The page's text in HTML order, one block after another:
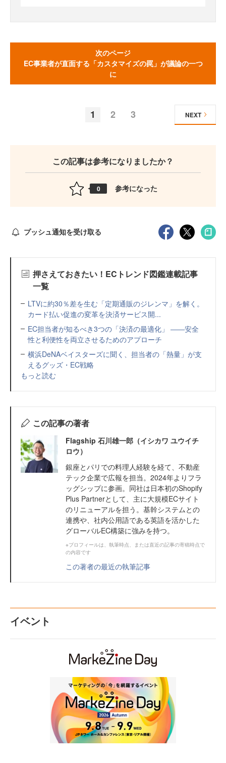
次のページ
EC事業者が直面する「カスタマイズの罠」が議論の一つ
に
1 2 3 NEXT
この記事は参考になりましたか？
0 参考になった
プッシュ通知を受け取る
押さえておきたい！ECトレンド図鑑連載記事
一覧
LTVに約30％差を生む「定期通販のジレンマ」を解く。
カード払い促進の変革を決済サービス開...
EC担当者が知るべき3つの「決済の最適化」 ――安全
性と利便性を両立させるためのアプローチ
横浜DeNAベイスターズに聞く、担当者の「熱量」が支
えるグッズ・EC戦略
もっと読む
この記事の著者
Flagship 石川雄一郎（イシカワ ユウイチ
ロウ）
銀座とパリでの料理人経験を経て、不動産
テック企業で広報を担当。2024年よりフラ
ッグシップに参画。同社は日本初のShopify
Plus Partnerとして、主に大規模ECサイト
のリニューアルを担う。基幹システムとの
連携や、社内公用語である英語を活かした
グローバルEC構築に強みを持つ。
※プロフィールは、執筆時点、または直近の記事の寄稿時点で
の内容です
この著者の最近の執筆記事
イベント